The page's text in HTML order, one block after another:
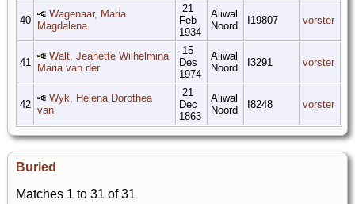
40
Wagenaar, Maria
Magdalena
21
Feb
1934
Aliwal
Noord
I19807 vorster
41
Walt, Jeanette Wilhelmina
Maria van der
15
Des
1974
Aliwal
Noord
I3291 vorster
42
Wyk, Helena Dorothea
van
21
Dec
1863
Aliwal
Noord
I8248 vorster
Buried
Matches 1 to 31 of 31